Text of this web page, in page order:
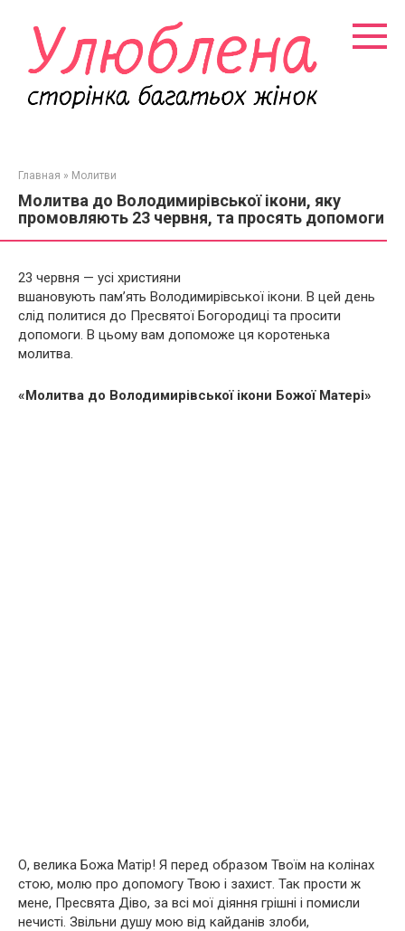
контенту
Главная » Молитви
Молитва до Володимирівської ікони, яку
промовляють 23 червня, та просять допомоги
23 червня — усі християни
вшановують пам’ять Володимирівської ікони. В цей день
слід политися до Пресвятої Богородиці та просити
допомоги. В цьому вам допоможе ця коротенька
молитва.
«Молитва до Володимирівської ікони Божої Матері»
О, велика Божа Матір! Я перед образом Твоїм на колінах
стою, молю про допомогу Твою і захист. Так прости ж
мене, Пресвята Діво, за всі мої діяння грішні і помисли
нечисті. Звільни душу мою від кайданів злоби,